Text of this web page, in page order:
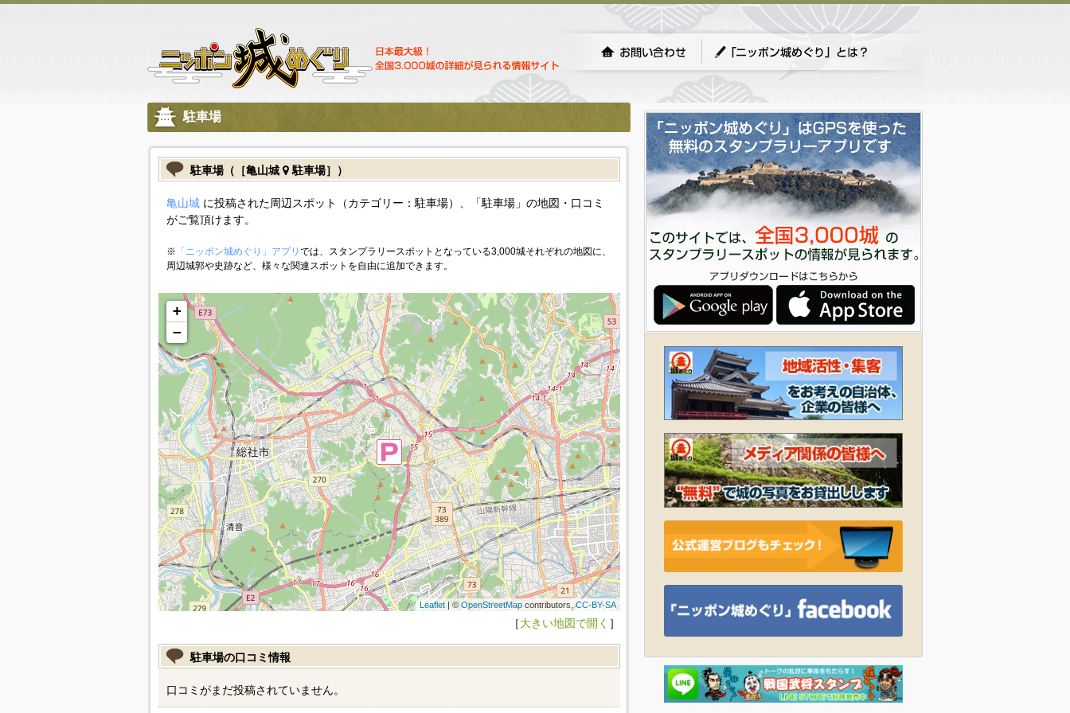
駐車場
駐車場（［亀山城 駐車場］）
亀山城に投稿された周辺スポット（カテゴリー：駐車場）、「駐車場」の地図・口コミ
がご覧頂けます。
※ 「ニッポン城めぐり」アプリ では、スタンプラリースポットとなっている3,000城それぞれの地図に、
周辺城郭や史跡など、様々な関連スポットを自由に追加できます。
+
−
Leaflet| © OpenStreetMapcontributors,CC-BY-SA
［大きい地図で開く ］
駐車場の口コミ情報
口コミがまだ投稿されていません。